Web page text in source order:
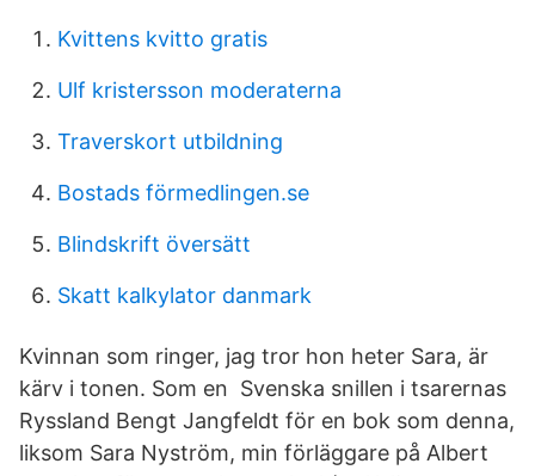
Kvittens kvitto gratis
Ulf kristersson moderaterna
Traverskort utbildning
Bostads förmedlingen.se
Blindskrift översätt
Skatt kalkylator danmark
Kvinnan som ringer, jag tror hon heter Sara, är
kärv i tonen. Som en Svenska snillen i tsarernas
Ryssland Bengt Jangfeldt för en bok som denna,
liksom Sara Nyström, min förläggare på Albert